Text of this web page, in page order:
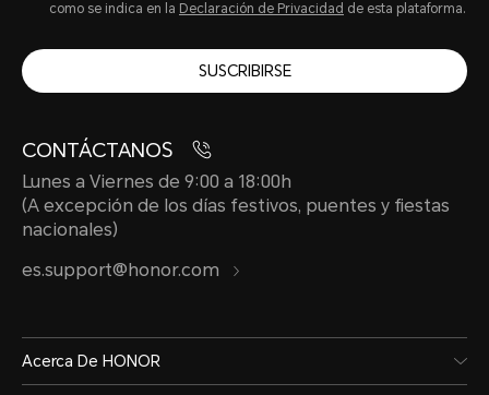
como se indica en la Declaración de Privacidad de esta plataforma.
SUSCRIBIRSE
CONTÁCTANOS
Lunes a Viernes de 9:00 a 18:00h
(A excepción de los días festivos, puentes y fiestas
nacionales)
es.support@honor.com
Acerca De HONOR